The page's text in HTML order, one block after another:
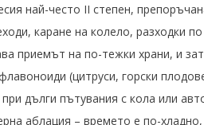
най-често II степен,
каране на колело, разходки
приемът на по-тежки храни, и
(цитруси, горски
дълги пътувания с кола или
аблация – времето е по-